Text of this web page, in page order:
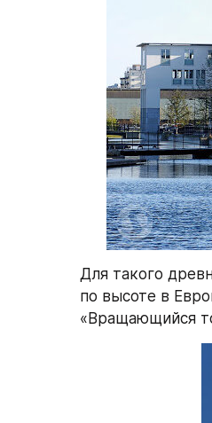
Для такого
по высоте в
«Вращающийся